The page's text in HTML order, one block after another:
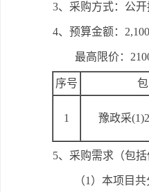
3、采购方式：公
4、预算金额：
最高限价：
序号
1 豫政采
5、采购需求（包
（1）本项目